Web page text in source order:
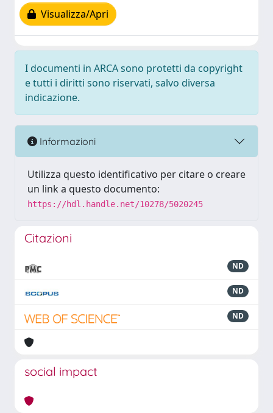
Visualizza/Apri
I documenti in ARCA sono protetti da copyright
e tutti i diritti sono riservati, salvo diversa
indicazione.
Informazioni
Utilizza questo identificativo per citare o creare
un link a questo documento:
https://hdl.handle.net/10278/5020245
Citazioni
ND
ND
ND
social impact